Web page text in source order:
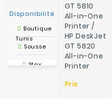
Disponibilité
Boutique
Tunis
Sousse
Sfax
GT 5810
All-in-One
Printer /
HP DeskJet
GT 5820
All-in-One
Printer
Prix